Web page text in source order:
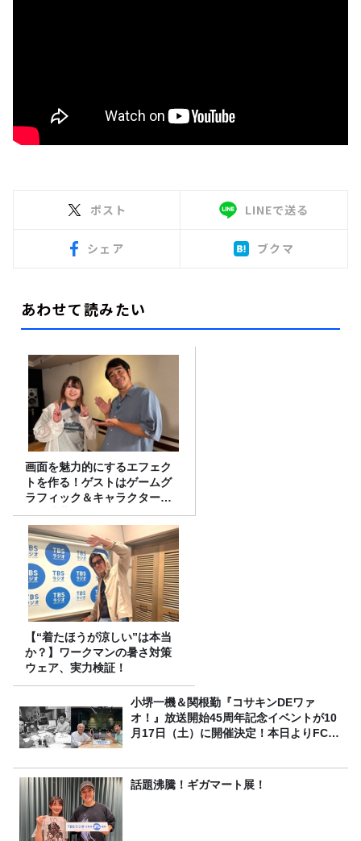
ポスト LINEで送る
シェア ブクマ
あわせて読みたい
画面を魅力的にするエフェク
トを作る！ゲストはゲームグ
ラフィック＆キャラクター専
攻の遠藤里桜さん！
【“着たほうが涼しい”は本当
か？】ワークマンの暑さ対策
ウェア、実力検証！
小堺一機＆関根勤『コサキンDEワァ
オ！』放送開始45周年記念イベントが10
月17日（土）に開催決定！本日よりFC先
話題沸騰！ギガマート展！